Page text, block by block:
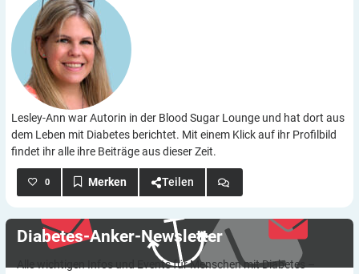
Lesley-Ann war Autorin in der Blood Sugar Lounge und hat dort aus
dem Leben mit Diabetes berichtet. Mit einem Klick auf ihr Profilbild
findet ihr alle ihre Beiträge aus dieser Zeit.
0 Teilen
Diabetes-Anker-Newsletter
Alle wichtigen Infos und Events für Menschen mit Diabetes –